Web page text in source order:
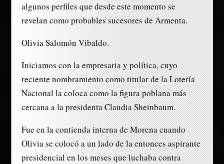
algunos perfiles que desde este momento se
revelan como probables sucesores de Armenta.
Olivia Salomón Vibaldo.
Iniciamos con la empresaria y política, cuyo
reciente nombramiento como titular de la Lotería
Nacional la coloca como la figura poblana más
cercana a la presidenta Claudia Sheinbaum.
Fue en la contienda interna de Morena cuando
Olivia se colocó a un lado de la entonces aspirante
presidencial en los meses que luchaba contra